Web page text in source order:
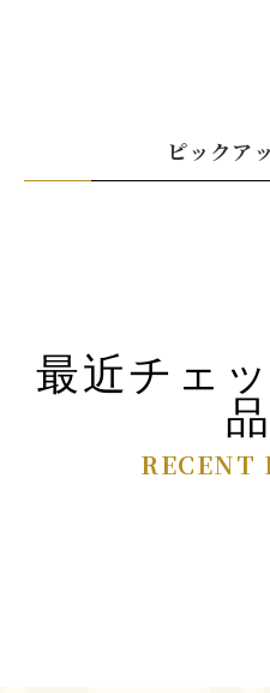
ピックア
最近チェ
品
RECENT